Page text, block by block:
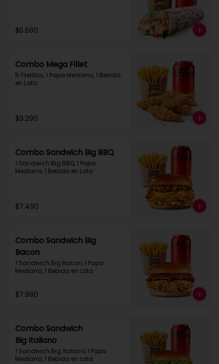
$6.690
Combo Mega Fillet
5 Filetillos, 1 Papa Mediana, 1 Bebida
en Lata
$9.290
Combo Sandwich Big BBQ
1 Sandwich Big BBQ, 1 Papa
Mediana, 1 Bebida en Lata
$7.490
Combo Sandwich Big
Bacon
1 Sandwich Big Bacon, 1 Papa
Mediana, 1 Bebida en Lata
$7.990
Combo Sandwich
Big Italiano
1 Sandwich Big, Italiano 1 Papa
Mediana, 1 Bebida en Lata